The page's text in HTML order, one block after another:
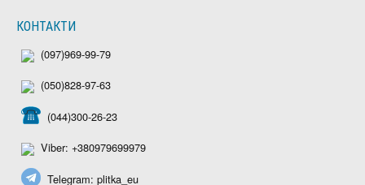
КОНТАКТИ
(097)969-99-79
(050)828-97-63
(044)300-26-23
Viber: +380979699979
Telegram: plitka_eu